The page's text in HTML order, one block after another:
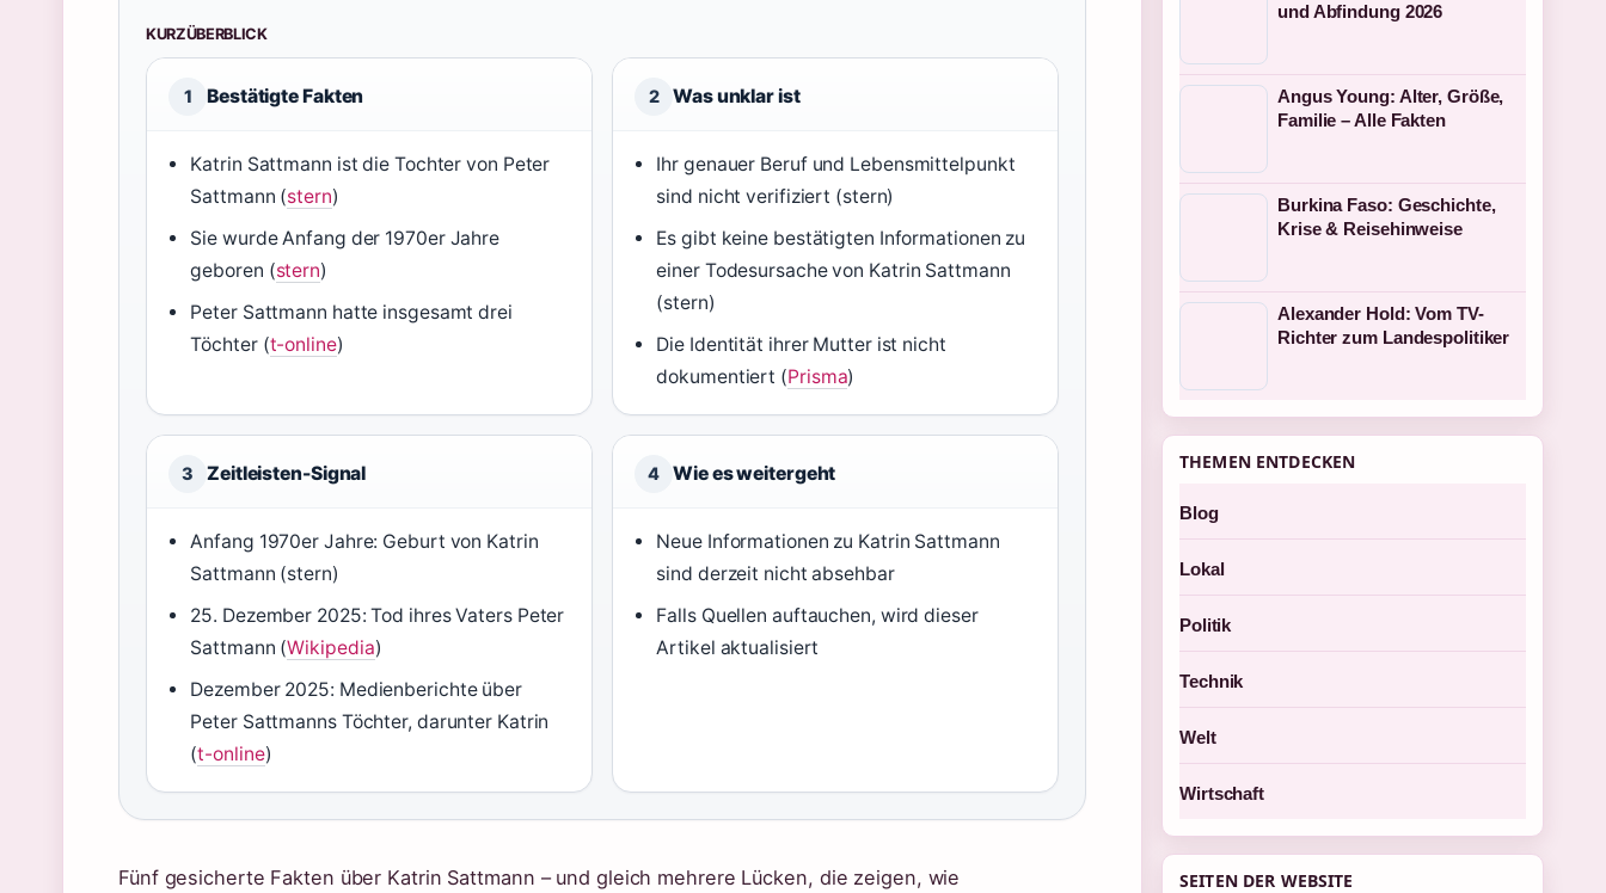
KURZÜBERBLICK
1 Bestätigte Fakten
Katrin Sattmann ist die Tochter von Peter
Sattmann (stern)
Sie wurde Anfang der 1970er Jahre
geboren (stern)
Peter Sattmann hatte insgesamt drei
Töchter (t-online)
2 Was unklar ist
Ihr genauer Beruf und Lebensmittelpunkt
sind nicht verifiziert (stern)
Es gibt keine bestätigten Informationen zu
einer Todesursache von Katrin Sattmann
(stern)
Die Identität ihrer Mutter ist nicht
dokumentiert (Prisma)
3 Zeitleisten-Signal
Anfang 1970er Jahre: Geburt von Katrin
Sattmann (stern)
25. Dezember 2025: Tod ihres Vaters Peter
Sattmann (Wikipedia)
Dezember 2025: Medienberichte über
Peter Sattmanns Töchter, darunter Katrin
(t-online)
4 Wie es weitergeht
Neue Informationen zu Katrin Sattmann
sind derzeit nicht absehbar
Falls Quellen auftauchen, wird dieser
Artikel aktualisiert
Fünf gesicherte Fakten über Katrin Sattmann – und gleich mehrere Lücken, die zeigen, wie
und Abfindung 2026
Angus Young: Alter, Größe,
Familie – Alle Fakten
Burkina Faso: Geschichte,
Krise & Reisehinweise
Alexander Hold: Vom TV-
Richter zum Landespolitiker
THEMEN ENTDECKEN
Blog
Lokal
Politik
Technik
Welt
Wirtschaft
SEITEN DER WEBSITE